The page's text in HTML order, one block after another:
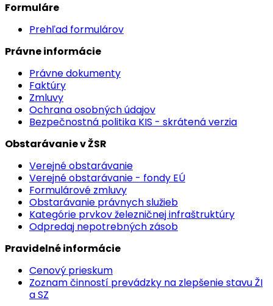
Formuláre
Prehľad formulárov
Právne informácie
Právne dokumenty
Faktúry
Zmluvy
Ochrana osobných údajov
Bezpečnostná politika KIS - skrátená verzia
Obstarávanie v ŽSR
Verejné obstarávanie
Verejné obstarávanie - fondy EÚ
Formulárové zmluvy
Obstarávanie právnych služieb
Kategórie prvkov železničnej infraštruktúry
Odpredaj nepotrebných zásob
Pravidelné informácie
Cenový prieskum
Zoznam činností prevádzky na zlepšenie stavu ŽI
a SZ